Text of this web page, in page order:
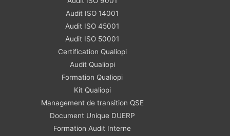
Audit ISO 14001
Audit ISO 45001
Audit ISO 50001
Certification Qualiopi
Audit Qualiopi
Formation Qualiopi
Kit Qualiopi
Management de transition QSE
Document Unique DUERP
Formation Audit Interne